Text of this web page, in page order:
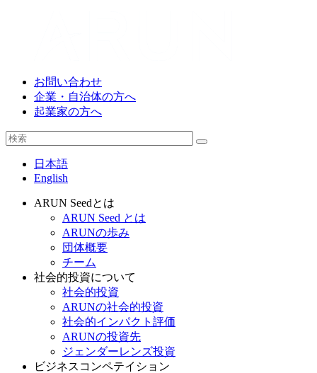
お問い合わせ
企業・自治体の方へ
起業家の方へ
日本語
English
ARUN Seedとは
ARUN Seed とは
ARUNの歩み
団体概要
チーム
社会的投資について
社会的投資
ARUNの社会的投資
社会的インパクト評価
ARUNの投資先
ジェンダーレンズ投資
ビジネスコンペテイション